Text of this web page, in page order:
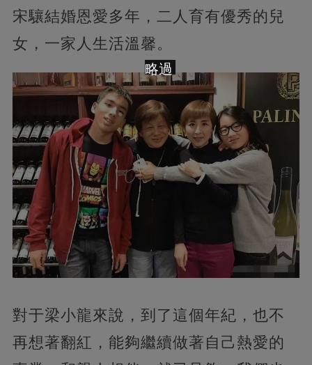
宋驤結婚恩愛多年，二人育有優秀的兒
女，一家人生活溫馨。
對于梁小龍來說，到了這個年紀，也不
再想著翻紅，能夠繼續做著自己熱愛的
略過